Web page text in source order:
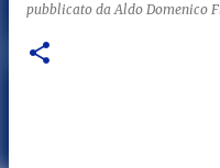
pubblicato daAldo Domenico